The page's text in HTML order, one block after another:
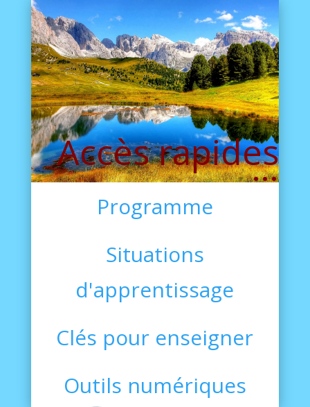
Accès rapides
…
Programme
Situations
d'apprentissage
Clés pour enseigner
Outils numériques